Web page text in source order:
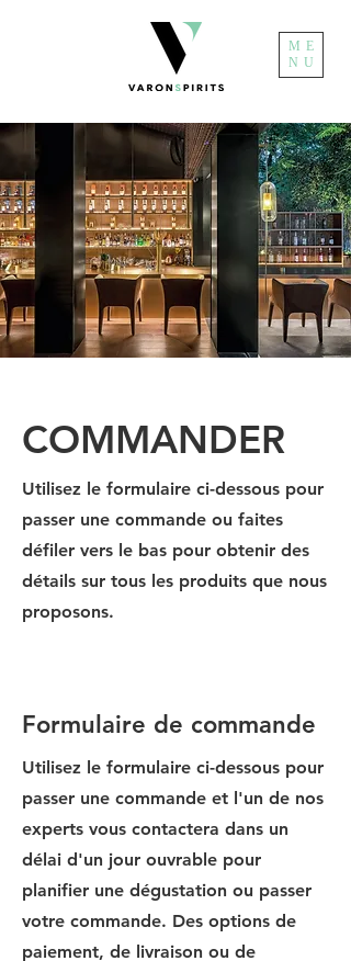
ME
NU
COMMANDER
Utilisez le formulaire ci-dessous pour
passer une commande ou faites
défiler vers le bas pour obtenir des
détails sur tous les produits que nous
proposons.
Formulaire de commande
Utilisez le formulaire ci-dessous pour
passer une commande et l'un de nos
experts vous contactera dans un
délai d'un jour ouvrable pour
planifier une dégustation ou passer
votre commande. Des options de
paiement, de livraison ou de